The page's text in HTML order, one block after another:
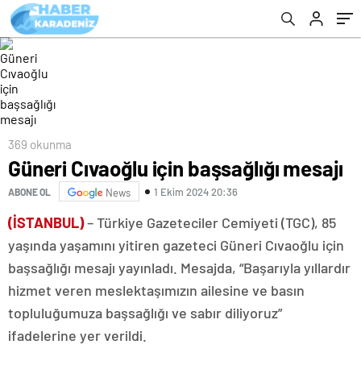
369 okunma
Güneri Cıvaoğlu için başsağlığı mesajı
ABONE OL News 1 Ekim 2024 20:36
(İSTANBUL)– Türkiye Gazeteciler Cemiyeti (TGC), 85
yaşında yaşamını yitiren gazeteci Güneri Cıvaoğlu için
başsağlığı mesajı yayınladı. Mesajda, “Başarıyla yıllardır
hizmet veren meslektaşımızın ailesine ve basın
topluluğumuza başsağlığı ve sabır diliyoruz”
ifadelerine yer verildi.